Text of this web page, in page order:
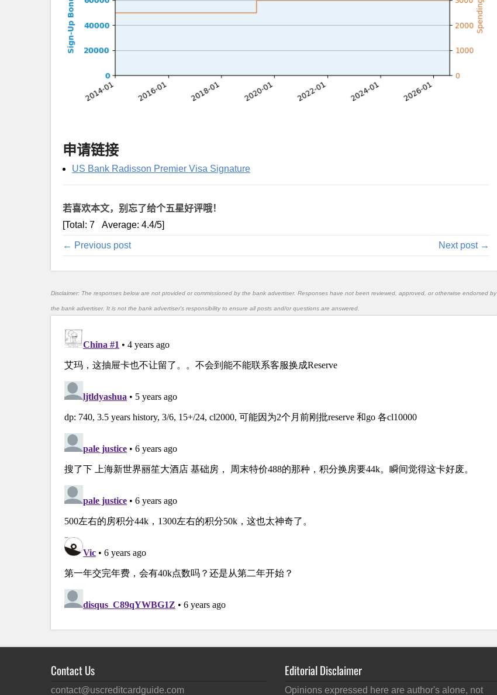
申请链接
US Bank Radisson Premier Visa Signature
若喜欢本文，别忘了给个五星好评哦！
[Total: 7 Average: 4.4/5]
← Previous post Next post →
Disclaimer: The responses below are not provided or commissioned by the bank advertiser. Responses have not been reviewed, approved, or otherwise endorsed by
the bank advertiser. It is not the bank advertiser's responsibility to ensure all posts and/or questions are answered.
Contact Us
contact@uscreditcardguide.com
Editorial Disclaimer
Opinions expressed here are author's alone, not